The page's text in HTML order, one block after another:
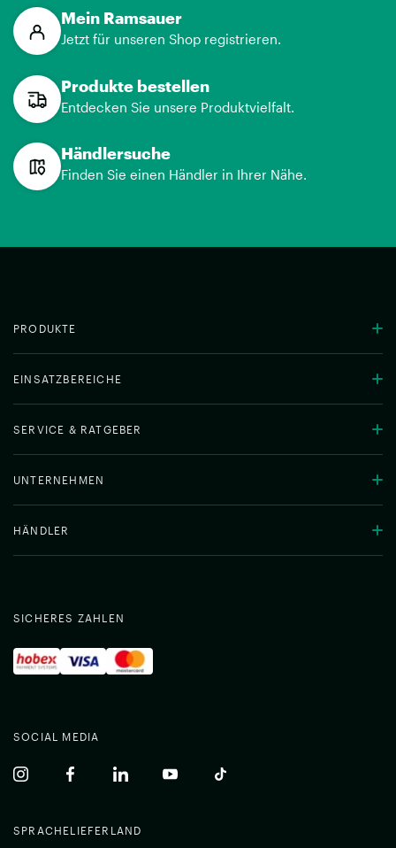
Mein Ramsauer
Jetzt für unseren Shop registrieren.
Produkte bestellen
Entdecken Sie unsere Produktvielfalt.
Händlersuche
Finden Sie einen Händler in Ihrer Nähe.
PRODUKTE
EINSATZBEREICHE
SERVICE & RATGEBER
UNTERNEHMEN
HÄNDLER
SICHERES ZAHLEN
SOCIAL MEDIA
(common.opens_in_new_window)
(common.opens_in_new_window)
(common.opens_in_new_window)
(common.opens_in_new_window)
SPRACHE LIEFERLAND